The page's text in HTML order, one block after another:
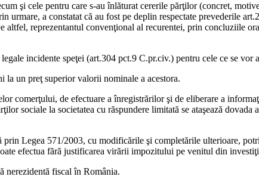
şi cele pentru care s-au înlăturat cererile părţilor (concret,
a constatat că au fost pe deplin respectate prevederile
reprezentantul convenţional al recurentei, prin concluziile
incidente speţei (art.304 pct.9 C.pr.civ.) pentru cele ce se vor
la un preţ superior valorii nominale a acestora.
comerţului, de efectuare a înregistrărilor şi de eliberare a
sociale la societatea cu răspundere limitată se ataşează
Legea 571/2003, cu modificările şi completările ulterioare,
efectua fără justificarea virării impozitului pe venitul din
nerezidentă fiscal în România.